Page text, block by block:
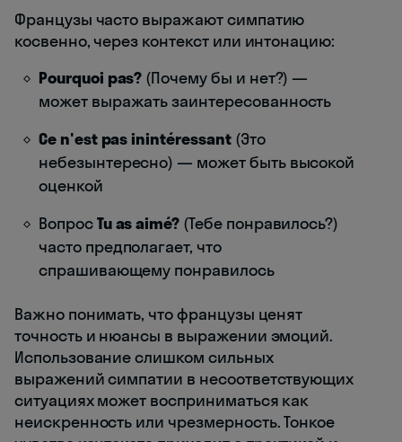
Французы часто выражают симпатию
косвенно, через контекст или интонацию:
Pourquoi pas? (Почему бы и нет?) —
может выражать заинтересованность
Ce n'est pas inintéressant(Это
небезынтересно) — может быть высокой
оценкой
ВопросTu as aimé? (Тебе понравилось?)
часто предполагает, что
спрашивающему понравилось
Важно понимать, что французы ценят
точность и нюансы в выражении эмоций.
Использование слишком сильных
выражений симпатии в несоответствующих
ситуациях может восприниматься как
неискренность или чрезмерность. Тонкое